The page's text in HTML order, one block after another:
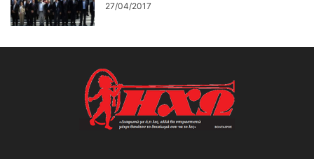
27/04/2017